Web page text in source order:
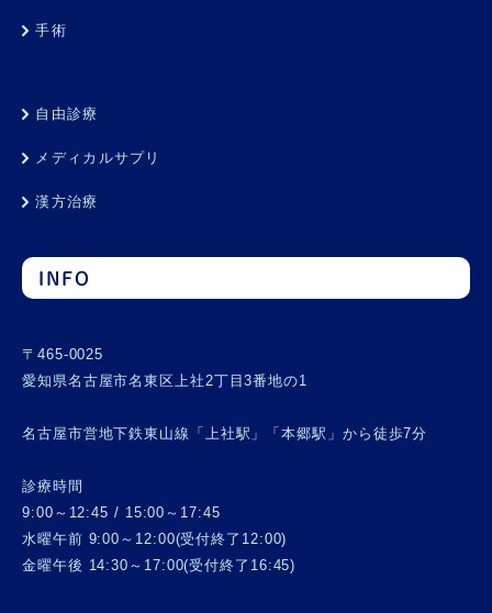
手術
自由診療
メディカルサプリ
漢方治療
INFO
〒465-0025
愛知県名古屋市名東区上社2丁目3番地の1
名古屋市営地下鉄東山線「上社駅」「本郷駅」から徒歩7分
診療時間
9:00～12:45 / 15:00～17:45
水曜午前 9:00～12:00(受付終了12:00)
金曜午後 14:30～17:00(受付終了16:45)